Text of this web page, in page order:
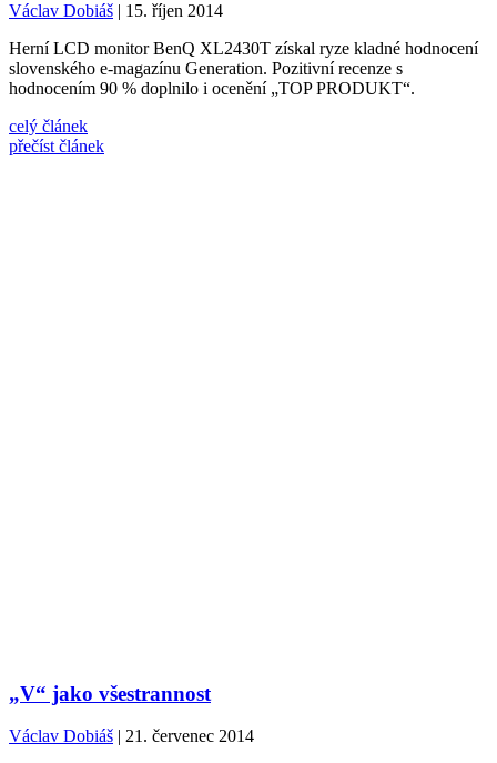
Václav Dobiáš | 15. říjen 2014
Herní LCD monitor BenQ XL2430T získal ryze kladné hodnocení
slovenského e-magazínu Generation. Pozitivní recenze s
hodnocením 90 % doplnilo i ocenění „TOP PRODUKT“.
celý článek
přečíst článek
„V“ jako všestrannost
Václav Dobiáš | 21. červenec 2014